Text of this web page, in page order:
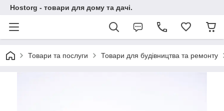
Hostorg - товари для дому та дачі.
Товари та послуги Товари для будівництва та ремонту